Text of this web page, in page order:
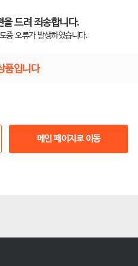
을 드려 죄송합니다.
중 오류가 발생하였습니다.
품입니다
메인 페이지로 이동